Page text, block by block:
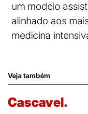
um modelo
alinhado aos
medicina
Veja também
Cascavel.